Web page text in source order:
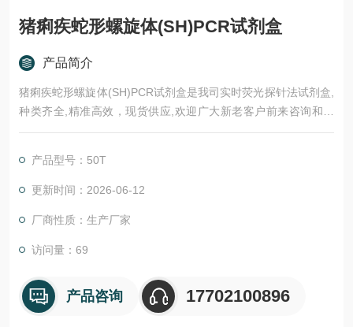
猪痢疾蛇形螺旋体(SH)PCR试剂盒
产品简介
猪痢疾蛇形螺旋体(SH)PCR试剂盒是我司实时荧光探针法试剂盒,
种类齐全,精准高效，现货供应,欢迎广大新老客户前来咨询和选
购。
产品型号：50T
更新时间：2026-06-12
厂商性质：生产厂家
访问量：69
产品咨询 17702100896